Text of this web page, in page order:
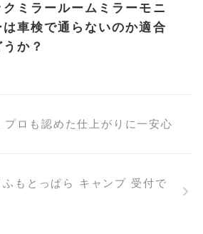
クミラールームミラーモニ
は車検で通らないのか適合
か？
プロも認めた仕上がりに一安心
もとっぱら キャンプ 受付で